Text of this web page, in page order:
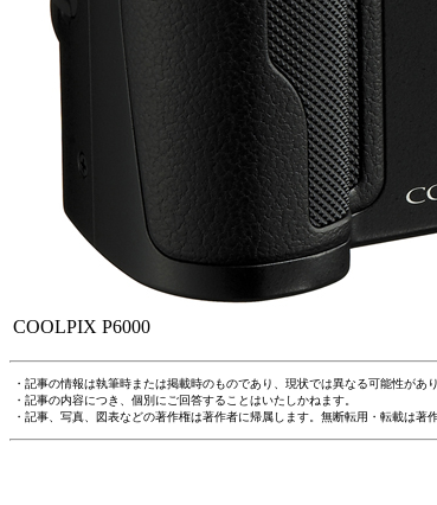
COOLPIX P6000
・記事の情報は執筆時または掲載時のものであり、現状では異なる可能性があり
・記事の内容につき、個別にご回答することはいたしかねます。
・記事、写真、図表などの著作権は著作者に帰属します。無断転用・転載は